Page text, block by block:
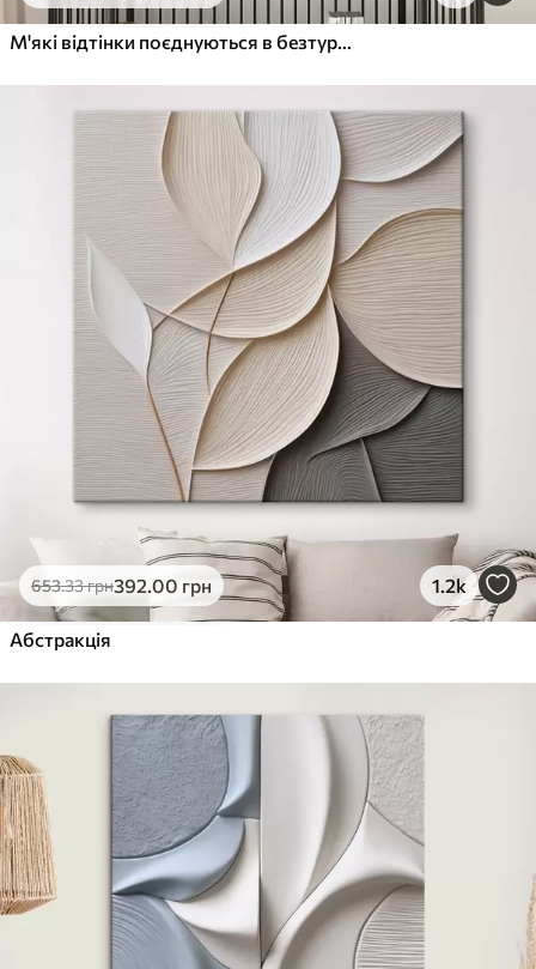
М'які відтінки поєднуються в безтурботній гармонії
653.33грн392.00 грн 1.2k
Абстракція